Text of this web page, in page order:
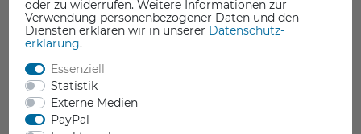
oder zu widerrufen. Weitere Informationen zur
Verwendung personenbezogener Daten und den
Diensten erklären wir in unserer Daten­schutz­
erklärung.
Essenziell
Statistik
Externe Medien
PayPal